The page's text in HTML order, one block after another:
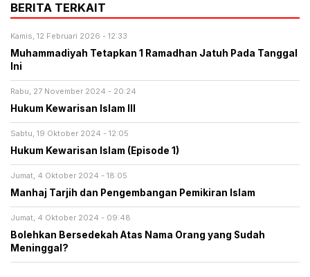
BERITA TERKAIT
Kamis, 12 Februari 2026 - 12:33
Muhammadiyah Tetapkan 1 Ramadhan Jatuh Pada Tanggal
Ini
Rabu, 27 November 2024 - 20:24
Hukum Kewarisan Islam III
Sabtu, 19 Oktober 2024 - 12:05
Hukum Kewarisan Islam (Episode 1)
Jumat, 4 Oktober 2024 - 18:05
Manhaj Tarjih dan Pengembangan Pemikiran Islam
Jumat, 4 Oktober 2024 - 09:48
Bolehkan Bersedekah Atas Nama Orang yang Sudah
Meninggal?